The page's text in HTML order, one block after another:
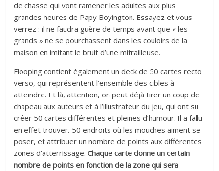
de chasse qui vont ramener les adultes aux plus
grandes heures de Papy Boyington. Essayez et vous
verrez : il ne faudra guère de temps avant que « les
grands » ne se pourchassent dans les couloirs de la
maison en imitant le bruit d’une mitrailleuse.
Flooping contient également un deck de 50 cartes recto
verso, qui représentent l’ensemble des cibles à
atteindre. Et là, attention, on peut déjà tirer un coup de
chapeau aux auteurs et à l’illustrateur du jeu, qui ont su
créer 50 cartes différentes et pleines d’humour. Il a fallu
en effet trouver, 50 endroits où les mouches aiment se
poser, et attribuer un nombre de points aux différentes
zones d’atterrissage.Chaque carte donne un certain
nombre de points en fonction de la zone qui sera